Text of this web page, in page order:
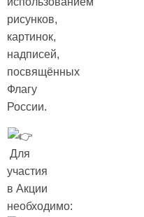
рисунков,
картинок,
надписей,
посвящённых
Флагу
России.
Для
участия
в Акции
необходимо: